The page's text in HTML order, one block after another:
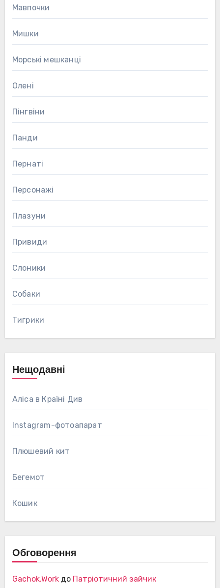
Мавпочки
Мишки
Морські мешканці
Олені
Пінгвіни
Панди
Пернаті
Персонажі
Плазуни
Привиди
Слоники
Собаки
Тигрики
Нещодавні
Аліса в Країні Див
Instagram-фотоапарат
Плюшевий кит
Бегемот
Кошик
Обговорення
Gachok.Workдо Патріотичний зайчик